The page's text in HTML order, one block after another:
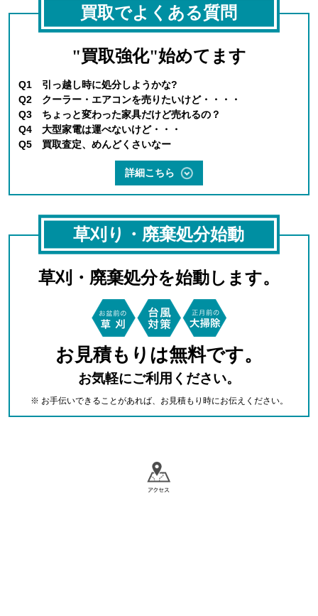
買取でよくある質問
"買取強化"始めてます
Q1 引っ越し時に処分しようかな?
Q2 クーラー・エアコンを売りたいけど・・・・
Q3 ちょっと変わった家具だけど売れるの？
Q4 大型家電は運べないけど・・・
Q5 買取査定、めんどくさいなー
詳細こちら
草刈り・廃棄処分始動
草刈・廃棄処分を始動します。
お見積もりは無料です。
お気軽にご利用ください。
※ お手伝いできることがあれば、お見積もり時にお伝えください。